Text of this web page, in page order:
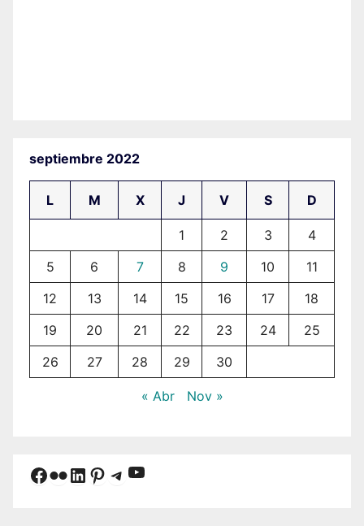
septiembre 2022
L M X J V S D
1 2 3
4
5
6 7 8 9 10
11
12
13 14 15 16 17
18
19
20 21 22 23 24
25
26
27 28 29 30
« Abr Nov »
Facebook
Flickr
LinkedIn
Pinterest
Telegram
YouTube